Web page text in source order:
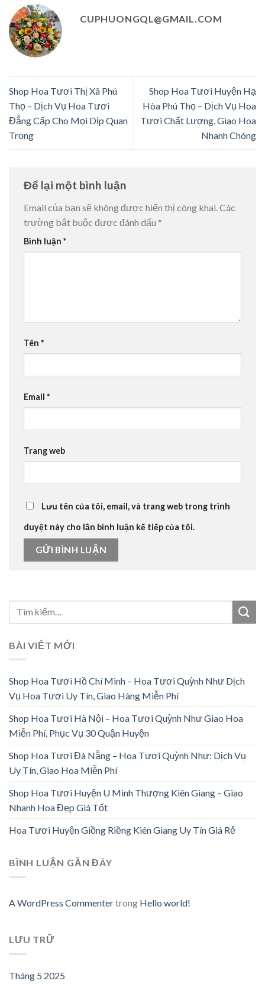
CUPHUONGQL@GMAIL.COM
Shop Hoa Tươi Thị Xã Phú
Thọ – Dịch Vụ Hoa Tươi
Đẳng Cấp Cho Mọi Dịp Quan
Trọng
Shop Hoa Tươi Huyện Hạ
Hòa Phú Thọ – Dịch Vụ Hoa
Tươi Chất Lượng, Giao Hoa
Nhanh Chóng
Để lại một bình luận
Email của bạn sẽ không được hiển thị công khai.Các
trường bắt buộc được đánh dấu *
Bình luận *
Tên *
Email *
Trang web
Lưu tên của tôi, email, và trang web trong trình
duyệt này cho lần bình luận kế tiếp của tôi.
BÀI VIẾT MỚI
Shop Hoa Tươi Hồ Chí Minh – Hoa Tươi Quỳnh Như Dịch
Vụ Hoa Tươi Uy Tín, Giao Hàng Miễn Phí
Shop Hoa Tươi Hà Nội – Hoa Tươi Quỳnh Như Giao Hoa
Miễn Phí, Phục Vụ 30 Quận Huyện
Shop Hoa Tươi Đà Nẵng – Hoa Tươi Quỳnh Như: Dịch Vụ
Uy Tín, Giao Hoa Miễn Phí
Shop Hoa Tươi Huyện U Minh Thượng Kiên Giang – Giao
Nhanh Hoa Đẹp Giá Tốt
Hoa Tươi Huyện Giồng Riềng Kiên Giang Uy Tín Giá Rẻ
BÌNH LUẬN GẦN ĐÂY
A WordPress Commentertrong Hello world!
LƯU TRỮ
Tháng 5 2025